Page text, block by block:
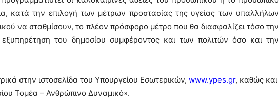
κατά την επιλογή των μέτρων προστασίας της υγείας των υπαλλήλων
να σταθμίσουν, το πλέον πρόσφορο μέτρο που θα διασφαλίζει τόσο την
του δημοσίου συμφέροντος και των πολιτών όσο και την
στην ιστοσελίδα του Υπουργείου Εσωτερικών, www.ypes.gr, καθώς και
Τομέα – Ανθρώπινο Δυναμικό».